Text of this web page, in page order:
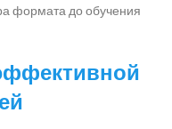
формата до обучения